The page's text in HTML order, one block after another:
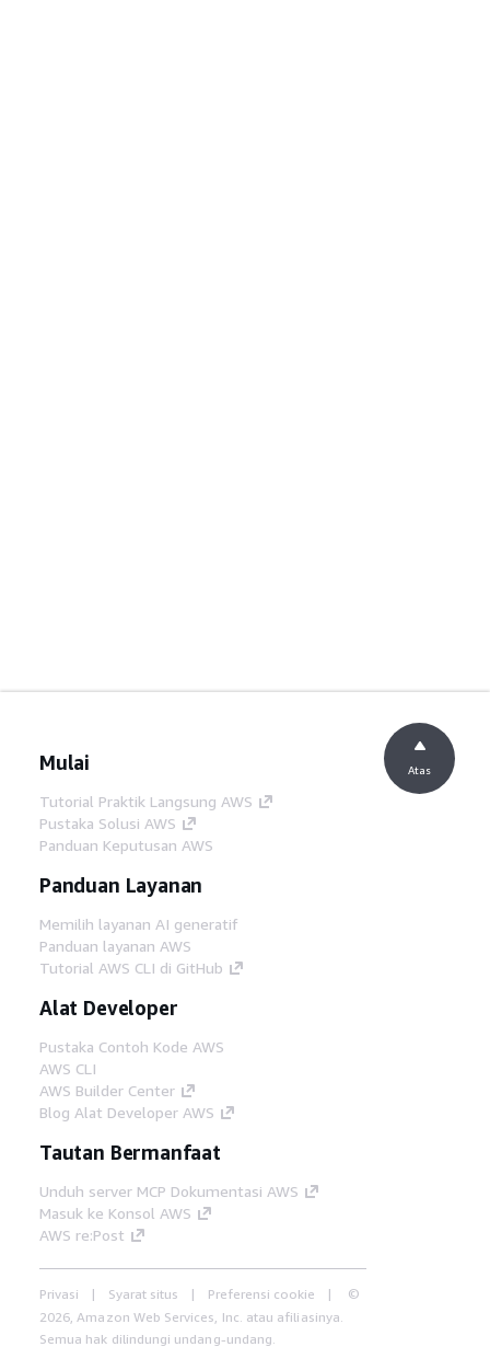
Mulai
Tutorial Praktik Langsung AWS
Pustaka Solusi AWS
Panduan Keputusan AWS
Panduan Layanan
Memilih layanan AI generatif
Panduan layanan AWS
Tutorial AWS CLI di GitHub
Alat Developer
Pustaka Contoh Kode AWS
AWS CLI
AWS Builder Center
Blog Alat Developer AWS
Tautan Bermanfaat
Unduh server MCP Dokumentasi AWS
Masuk ke Konsol AWS
AWS re:Post
Privasi Syarat situs Preferensi cookie
©
2026, Amazon Web Services, Inc. atau afiliasinya.
Semua hak dilindungi undang-undang.
Atas